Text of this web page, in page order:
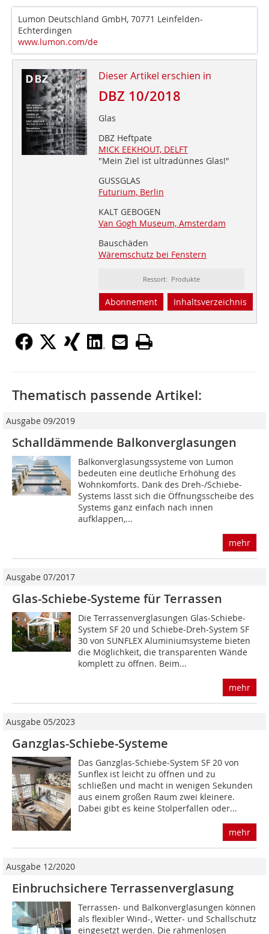
Lumon Deutschland GmbH, 70771 Leinfelden-
Echterdingen
www.lumon.com/de
Dieser Artikel erschien in
DBZ 10/2018
Glas
DBZ Heftpate
MICK EEKHOUT, DELFT
"Mein Ziel ist ultradünnes Glas!"
GUSSGLAS
Futurium, Berlin
KALT GEBOGEN
Van Gogh Museum, Amsterdam
Bauschäden
Wäremschutz bei Fenstern
Ressort: Produkte
Abonnement Inhaltsverzeichnis
Thematisch passende Artikel:
Ausgabe 09/2019
Schalldämmende Balkonverglasungen
Balkonverglasungssysteme von Lumon
bedeuten eine deutliche Erhöhung des
Wohnkomforts. Dank des Dreh-/Schiebe-
Systems lässt sich die Öffnungsscheibe des
Systems ganz einfach nach innen
aufklappen,...
mehr
Ausgabe 07/2017
Glas-Schiebe-Systeme für Terrassen
Die Terrassenverglasungen Glas-Schiebe-
System SF 20 und Schiebe-Dreh-System SF
30 von SUNFLEX Aluminiumsysteme bieten
die Möglichkeit, die transparenten Wände
komplett zu öffnen. Beim...
mehr
Ausgabe 05/2023
Ganzglas-Schiebe-Systeme
Das Ganzglas-Schiebe-System SF 20 von
Sunflex ist leicht zu öffnen und zu
schließen und macht in wenigen Sekunden
aus einem großen Raum zwei kleinere.
Dabei gibt es keine Stolperfallen oder...
mehr
Ausgabe 12/2020
Einbruchsichere Terrassenverglasung
Terrassen- und Balkonverglasungen können
als flexibler Wind-, Wetter- und Schallschutz
eingesetzt werden. Die rahmenlosen